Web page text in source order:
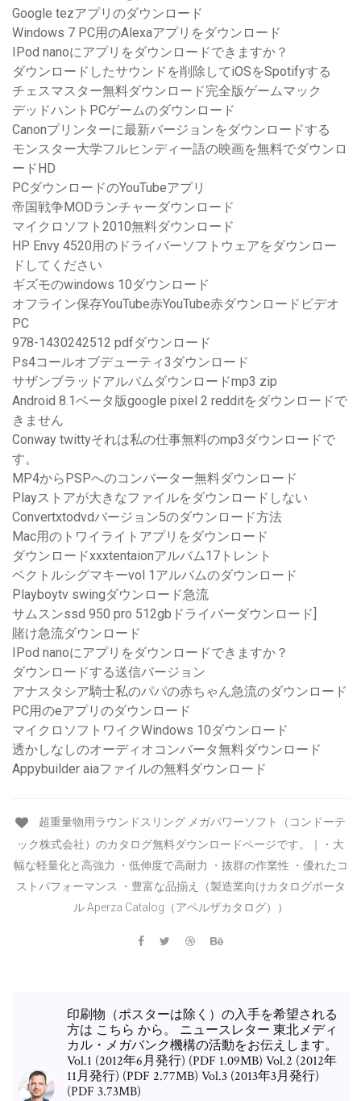
Google tezアプリのダウンロード
Windows 7 PC用のAlexaアプリをダウンロード
IPod nanoにアプリをダウンロードできますか？
ダウンロードしたサウンドを削除してiOSをSpotifyする
チェスマスター無料ダウンロード完全版ゲームマック
デッドハントPCゲームのダウンロード
Canonプリンターに最新バージョンをダウンロードする
モンスター大学フルヒンディー語の映画を無料でダウンロ
ードHD
PCダウンロードのYouTubeアプリ
帝国戦争MODランチャーダウンロード
マイクロソフト2010無料ダウンロード
HP Envy 4520用のドライバーソフトウェアをダウンロー
ドしてください
ギズモのwindows 10ダウンロード
オフライン保存YouTube赤YouTube赤ダウンロードビデオ
PC
978-1430242512 pdfダウンロード
Ps4コールオブデューティ3ダウンロード
サザンブラッドアルバムダウンロードmp3 zip
Android 8.1ベータ版google pixel 2 redditをダウンロードで
きません
Conway twittyそれは私の仕事無料のmp3ダウンロードで
す。
MP4からPSPへのコンバーター無料ダウンロード
Playストアが大きなファイルをダウンロードしない
Convertxtodvdバージョン5のダウンロード方法
Mac用のトワイライトアプリをダウンロード
ダウンロードxxxtentaionアルバム17トレント
ベクトルシグマキーvol 1アルバムのダウンロード
Playboytv swingダウンロード急流
サムスンssd 950 pro 512gbドライバーダウンロード]
賭け急流ダウンロード
IPod nanoにアプリをダウンロードできますか？
ダウンロードする送信バージョン
アナスタシア騎士私のパパの赤ちゃん急流のダウンロード
PC用のeアプリのダウンロード
マイクロソフトワイクWindows 10ダウンロード
透かしなしのオーディオコンバータ無料ダウンロード
Appybuilder aiaファイルの無料ダウンロード
超重量物用ラウンドスリング メガパワーソフト（コンドーテ
ック株式会社）のカタログ無料ダウンロードページです。｜・大
幅な軽量化と高強力 ・低伸度で高耐力 ・抜群の作業性 ・優れたコ
ストパフォーマンス ・豊富な品揃え（製造業向けカタログポータ
ル Aperza Catalog（アペルザカタログ））
印刷物（ポスターは除く）の入手を希望される
方は こちら から。 ニュースレター 東北メディ
カル・メガバンク機構の活動をお伝えします。
Vol.1 (2012年6月発行) (PDF 1.09MB) Vol.2 (2012年
11月発行) (PDF 2.77MB) Vol.3 (2013年3月発行)
(PDF 3.73MB)